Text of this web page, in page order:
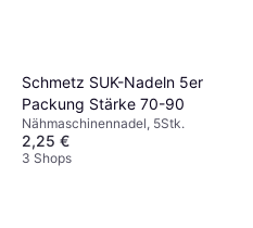
Schmetz SUK-Nadeln 5er
Packung Stärke 70-90
Nähmaschinennadel, 5Stk.
2,25 €
3 Shops